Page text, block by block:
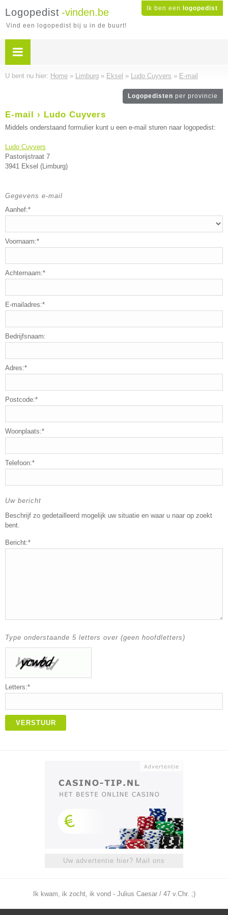
Ik ben een logopedist
Logopedist -vinden.be
Vind een logopedist bij u in de buurt!
U bent nu hier: Home » Limburg » Eksel » Ludo Cuyvers » E-mail
Logopedisten per provincie
E-mail › Ludo Cuyvers
Middels onderstaand formulier kunt u een e-mail sturen naar logopedist:
Ludo Cuyvers
Pastorijstraat 7
3941 Eksel (Limburg)
Gegevens e-mail
Aanhef:*
Voornaam:*
Achternaam:*
E-mailadres:*
Bedrijfsnaam:
Adres:*
Postcode:*
Woonplaats:*
Telefoon:*
Uw bericht
Beschrijf zo gedetailleerd mogelijk uw situatie en waar u naar op zoekt
bent.
Bericht:*
Type onderstaande 5 letters over (geen hoofdletters)
Letters:*
VERSTUUR
Uw advertentie hier? Mail ons
Ik kwam, ik zocht, ik vond - Julius Caesar / 47 v.Chr. ;)